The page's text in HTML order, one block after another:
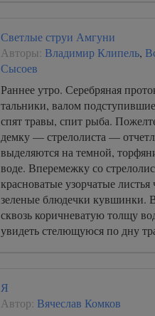
Светлые струи Амгуни
Авторы: Владимир Клипель,
Сысоев
Раннее утро. Серебряная
тальники, валом
спят травы, спит рыба.
демку — стрелолиста —
выделяются на темной,
воде. Вперемежку со
красноватые узорчатые
зеленые блюдечки кувшинки.
сквозь коричневатую толщу
увидеть стелющуюся по дну
Я
Автор: Вячеслав Комков